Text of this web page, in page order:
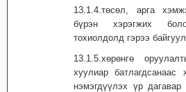
13.1.4.төсөл, арга
бүрэн хэрэгжих
тохиолдолд гэрээ
13.1.5.хөрөнгө
хуулиар батлагдсанаас
нэмэгдүүлэх үр